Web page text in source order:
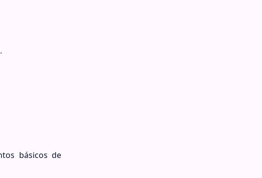
básicos de